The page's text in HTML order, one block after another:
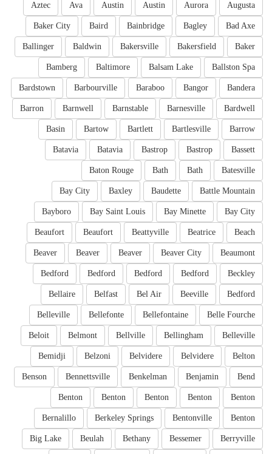
Augusta
Aurora
Austin
Austin
Ava
Aztec
Bad Axe
Bagley
Bainbridge
Baird
Baker City
Baker
Bakersfield
Bakersville
Baldwin
Ballinger
Ballston Spa
Balsam Lake
Baltimore
Bamberg
Bandera
Bangor
Baraboo
Barbourville
Bardstown
Bardwell
Barnesville
Barnstable
Barnwell
Barron
Barrow
Bartlesville
Bartlett
Bartow
Basin
Bassett
Bastrop
Bastrop
Batavia
Batavia
Batesville
Bath
Bath
Baton Rouge
Battle Mountain
Baudette
Baxley
Bay City
Bay City
Bay Minette
Bay Saint Louis
Bayboro
Beach
Beatrice
Beattyville
Beaufort
Beaufort
Beaumont
Beaver City
Beaver
Beaver
Beaver
Beckley
Bedford
Bedford
Bedford
Bedford
Bedford
Beeville
Bel Air
Belfast
Bellaire
Belle Fourche
Bellefontaine
Bellefonte
Belleville
Belleville
Bellingham
Bellville
Belmont
Beloit
Belton
Belvidere
Belvidere
Belzoni
Bemidji
Bend
Benjamin
Benkelman
Bennettsville
Benson
Benton
Benton
Benton
Benton
Benton
Benton
Bentonville
Berkeley Springs
Bernalillo
Berryville
Bessemer
Bethany
Beulah
Big Lake